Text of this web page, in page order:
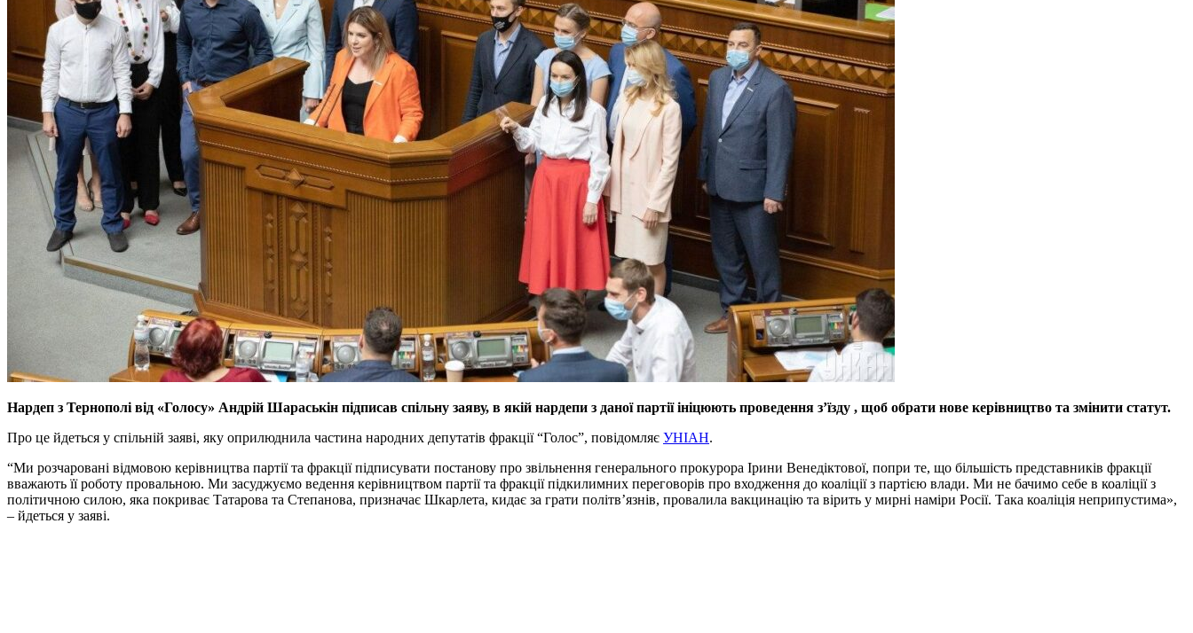
Нардеп з Тернополі від «Голосу» Андрій Шараськін підписав спільну заяву, в якій нардепи з даної партії ініцюють проведення з’їзду , щоб обрати нове керівництво та змінити статут.
Про це йдеться у спільній заяві, яку оприлюднила частина народних депутатів фракції “Голос”, повідомляє УНІАН.
“Ми розчаровані відмовою керівництва партії та фракції підписувати постанову про звільнення генерального прокурора Ірини Венедіктової, попри те, що більшість представників фракції
вважають її роботу провальною. Ми засуджуємо ведення керівництвом партії та фракції підкилимних переговорів про входження до коаліції з партією влади. Ми не бачимо себе в коаліції з
політичною силою, яка покриває Татарова та Степанова, призначає Шкарлета, кидає за грати політв’язнів, провалила вакцинацію та вірить у мирні наміри Росії. Така коаліція неприпустима»,
– йдеться у заяві.